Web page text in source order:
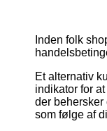
Inden folk
Et alternativ
indikator for
der
som følge af